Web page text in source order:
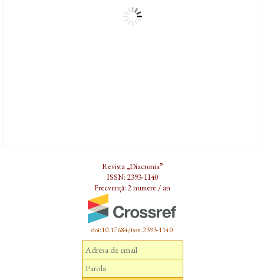
Revista „Diacronia”
ISSN: 2393-1140
Frecvență: 2 numere / an
doi:10.17684/issn.2393-1140